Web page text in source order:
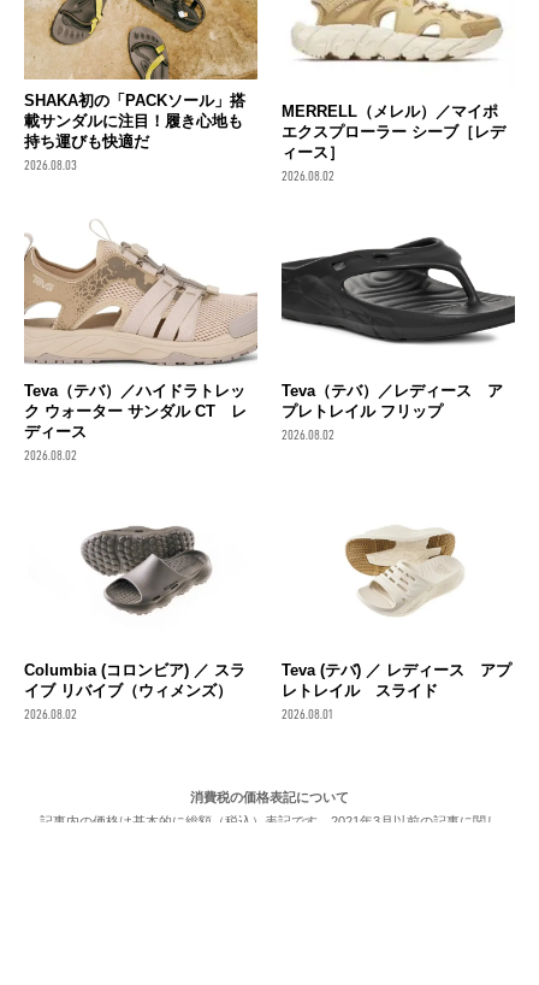
SHAKA初の「PACKソール」搭
載サンダルに注目！履き心地も
持ち運びも快適だ
2026.08.03
MERRELL（メレル）／マイポ
エクスプローラー シーブ［レデ
ィース］
2026.08.02
Teva（テバ）／ハイドラトレッ
ク ウォーター サンダル CT レ
ディース
2026.08.02
Teva（テバ）／レディース ア
プレトレイル フリップ
2026.08.02
Columbia (コロンビア) ／ スラ
イブ リバイブ（ウィメンズ）
2026.08.02
Teva (テバ) ／ レディース アプ
レトレイル スライド
2026.08.01
消費税の価格表記について
記事内の価格は基本的に総額（税込）表記です。2021年3月以前の記事に関し